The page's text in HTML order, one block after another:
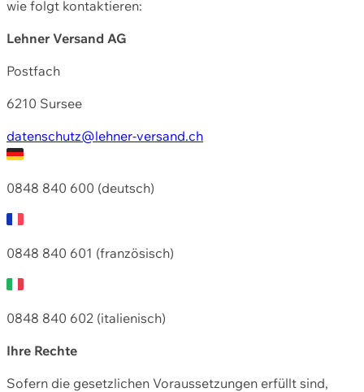
wie folgt kontaktieren:
Lehner Versand AG
Postfach
6210 Sursee
datenschutz@lehner-versand.ch
0848 840 600 (deutsch)
0848 840 601 (französisch)
0848 840 602 (italienisch)
Ihre Rechte
Sofern die gesetzlichen Voraussetzungen erfüllt sind,